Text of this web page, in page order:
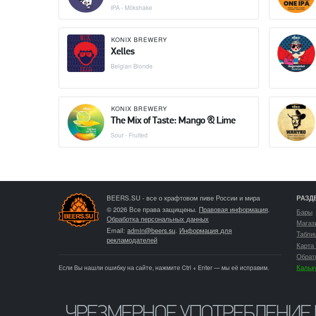
IPA - Milkshake
KONIX BREWERY
Xelles
Belgian Blonde
KONIX BREWERY
The Mix of Taste: Mango & Lime
Sour - Fruited
BEERS.SU - все о крафтовом пиве России и мира
© 2026 Все права защищены. Правовая информация.
Обработка персональных данных
Email: admin@beers.su. Информация для
рекламодателей
Если Вы нашли ошибку на сайте, нажмите Ctrl + Enter — мы её исправим.
Бары
Карта